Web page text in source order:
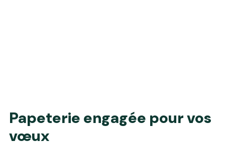
Papeterie engagée pour vos
vœux